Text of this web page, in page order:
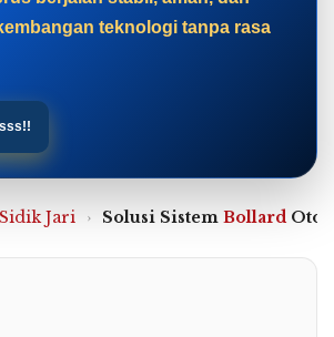
teknologi tanpa rasa
Jari › Solusi Sistem Bollard